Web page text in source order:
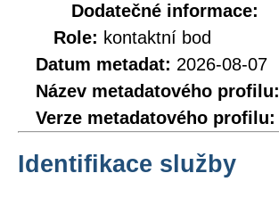
Dodatečné informace:
Role: kontaktní bod
Datum metadat: 2026-08-07
Název metadatového profilu:
Verze metadatového profilu:
Identifikace služby